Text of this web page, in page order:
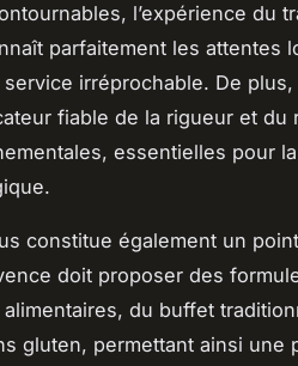
l’expérience du
parfaitement les attentes
irréprochable. De
fiable de la rigueur et du
essentielles pour
constitue également un
doit proposer des
du buffet
gluten, permettant ainsi une